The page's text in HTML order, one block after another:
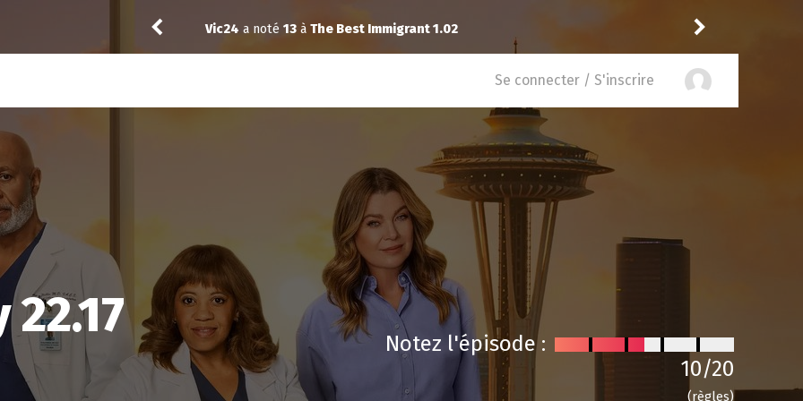
crazybenjia noté11àDaredevil: Born Again 1.07
Se connecter / S'inscrire
Notez l'épisode :
10/20
(règles)